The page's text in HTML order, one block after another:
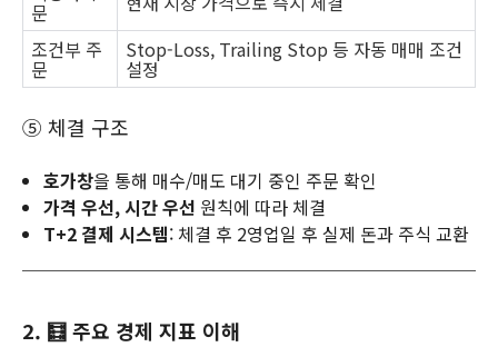
문
조건부 주
문
Stop-Loss, Trailing Stop 등 자동 매매 조건
설정
⑤ 체결 구조
호가창을 통해 매수/매도 대기 중인 주문 확인
가격 우선, 시간 우선 원칙에 따라 체결
T+2 결제 시스템: 체결 후 2영업일 후 실제 돈과 주식 교환
2. 🧮 주요 경제 지표 이해